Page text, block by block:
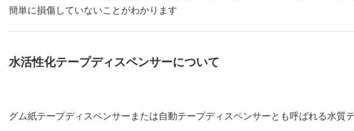
簡単に損傷していないことがわかります
水活性化テープディスペンサーについて
グム紙テープディスペンサーまたは自動テープディスペンサーとも呼ばれる水質